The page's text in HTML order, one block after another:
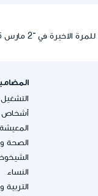
في ־2 مارس 2025, 14:35
أشخاص
الصحة
النساء
التربية